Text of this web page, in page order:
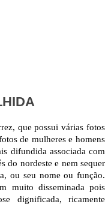
que possui várias fotos
de mulheres e homens
difundida associada com
do nordeste e nem sequer
ou seu nome ou função.
muito disseminada pois
dignificada, ricamente